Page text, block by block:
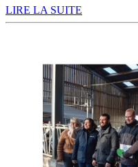
LIRE LA SUITE